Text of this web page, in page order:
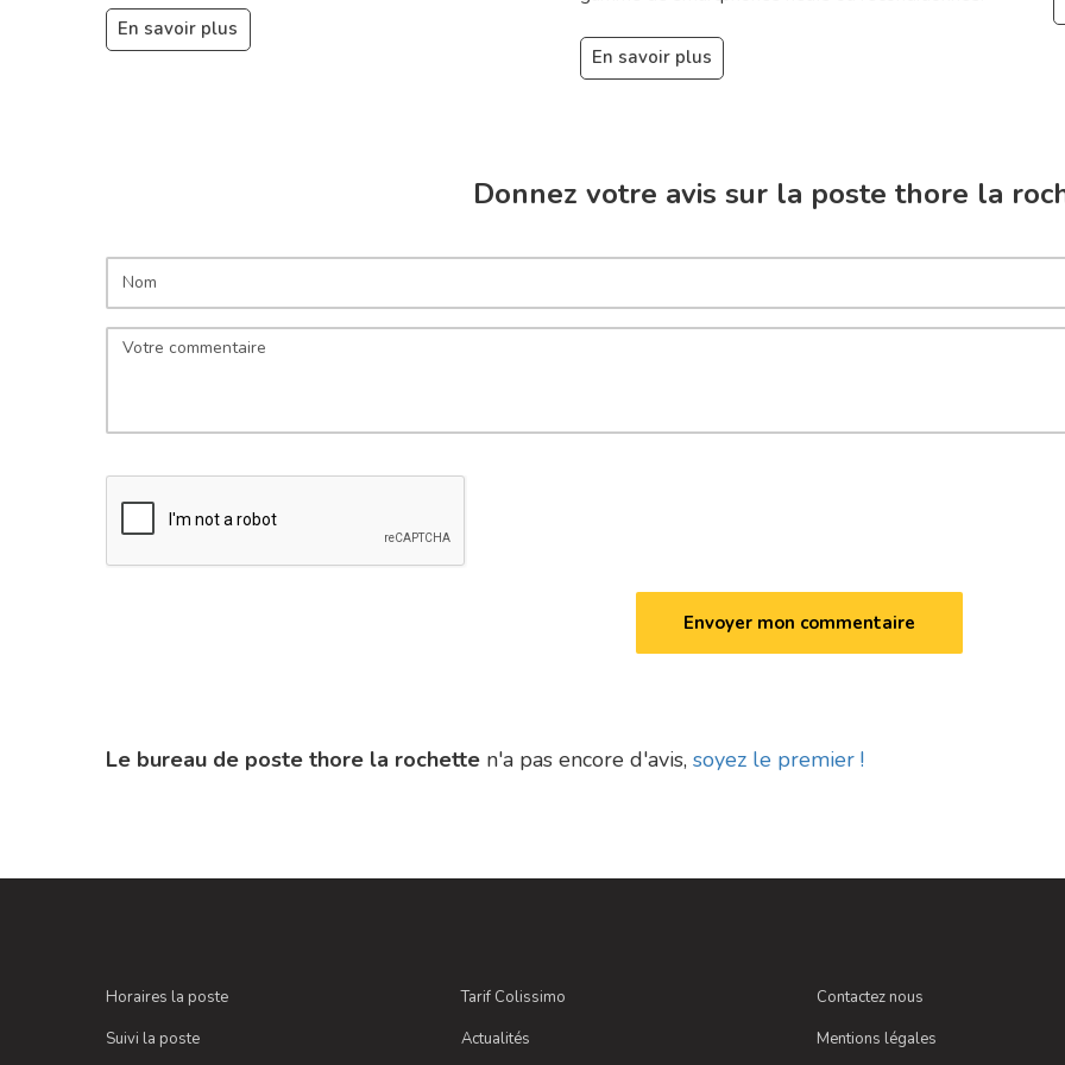
En savoir plus
En savoir plus
Donnez votre avis sur la poste thore la
Le bureau de poste thore la rochette n'a pas encore d'avis, soyez le premier !
Horaires la poste
Suivi la poste
Tarif Colissimo
Actualités
Contactez nous
Mentions légales